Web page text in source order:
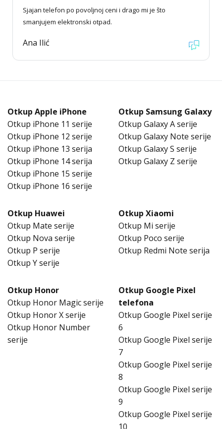
Sjajan telefon po povoljnoj ceni i drago mi je što
smanjujem elektronski otpad.
Ana Ilić
Otkup Apple iPhone
Otkup iPhone 11 serije
Otkup iPhone 12 serije
Otkup iPhone 13 serija
Otkup iPhone 14 serija
Otkup iPhone 15 serije
Otkup iPhone 16 serije
Otkup Samsung Galaxy
Otkup Galaxy A serije
Otkup Galaxy Note serije
Otkup Galaxy S serije
Otkup Galaxy Z serije
Otkup Huawei
Otkup Mate serije
Otkup Nova serije
Otkup P serije
Otkup Y serije
Otkup Xiaomi
Otkup Mi serije
Otkup Poco serije
Otkup Redmi Note serija
Otkup Honor
Otkup Honor Magic serije
Otkup Honor X serije
Otkup Honor Number
serije
Otkup Google Pixel
telefona
Otkup Google Pixel serije
6
Otkup Google Pixel serije
7
Otkup Google Pixel serije
8
Otkup Google Pixel serije
9
Otkup Google Pixel serije
10